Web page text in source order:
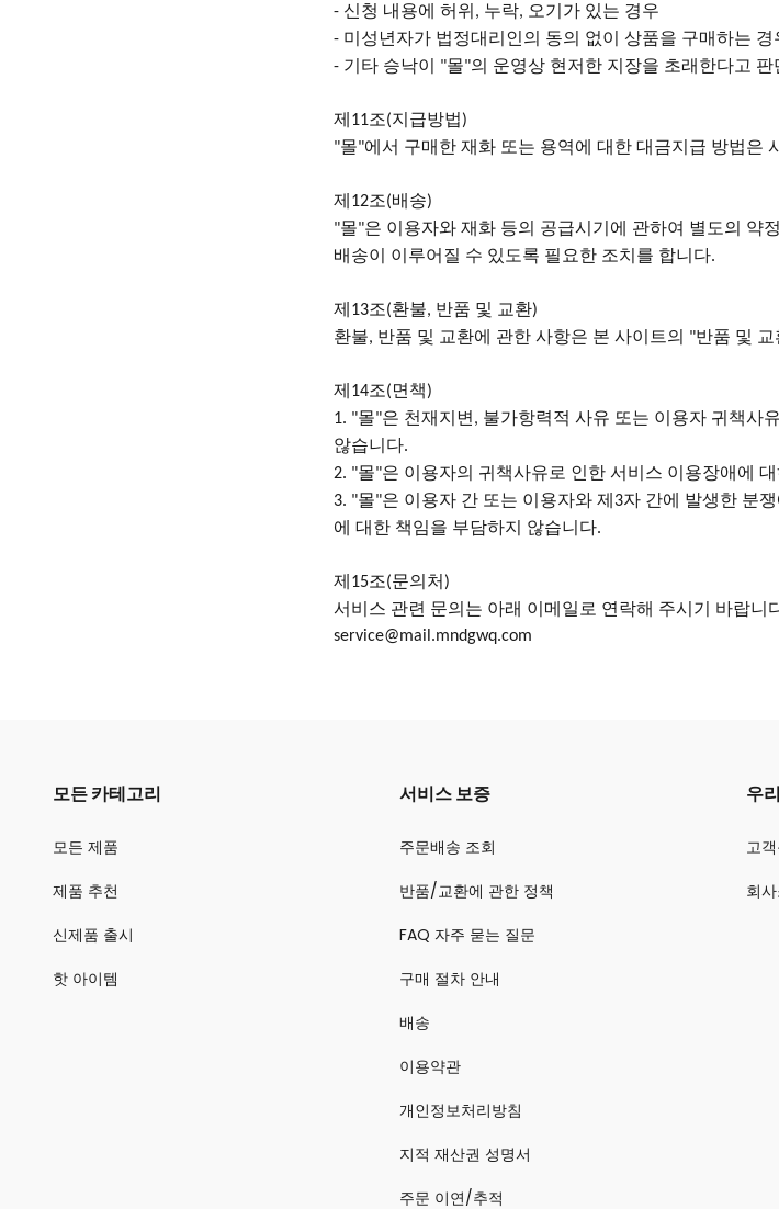
- 신청 내용에 허위 , 누락, 오기가 있는 경우
- 미성년자가 법정대리인의 동의 없이 상품을 구매하는 경
- 기타 승낙이 "몰"의 운영상 현저한 지장을 초래한다고 판
제 11조(지급방법)
"몰"에서 구매한 재화 또는 용역에 대한 대금지급 방법은
제 12조(배송)
"몰"은 이용자와 재화 등의 공급시기에 관하여 별도의 약
배송이 이루어질 수 있도록 필요한 조치를 합니다.
제 13조(환불, 반품 및 교환)
환불, 반품 및 교환에 관한 사항은 본 사이트의 "반품 및 교
제 14조(면책)
1. "몰"은 천재지변 , 불가항력적 사유 또는 이용자 귀책사
않습니다.
2. "몰"은 이용자의 귀책사유로 인한 서비스 이용장애에
3. "몰"은 이용자 간 또는 이용자와 제 3자 간에 발생한 분
에 대한 책임을 부담하지 않습니다.
제 15조(문의처 )
서비스 관련 문의는 아래 이메일로 연락해 주시기 바랍니
service@mail.mndgwq.com
모든 카테고리
모든 제품
제품 추천
신제품 출시
핫 아이템
서비스 보증
주문배송 조회
반품/교환에 관한 정책
FAQ 자주 묻는 질문
구매 절차 안내
배송
이용약관
개인정보처리방침
지적 재산권 성명서
주문 이연/추적
우
고
회